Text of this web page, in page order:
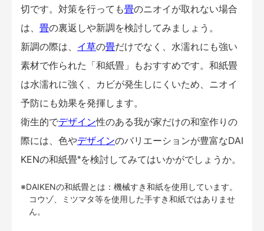
切です。対策を行っても畳のニオイが取れない場合
は、 畳の裏返しや新調を検討してみましょう。
新調の際は、 イ草の畳だけでなく、水濡れにも強い
素材で作られた「和紙畳」もおすすめです。和紙畳
は水濡れに強く、カビが発生しにくいため、ニオイ
予防にも効果を発揮します。
衛生的でデザイン性のある我が家だけの和室作りの
際には、色やデザインのバリエーションが豊富なDAI
KENの和紙畳※を検討してみてはいかがでしょうか。
※DAIKENの和紙畳とは：機械すき和紙を使用しています。
コウゾ、ミツマタ等を使用した手すき和紙ではありませ
ん。